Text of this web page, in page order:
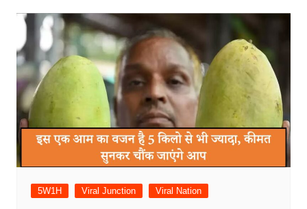
5W1H Viral Junction Viral Nation